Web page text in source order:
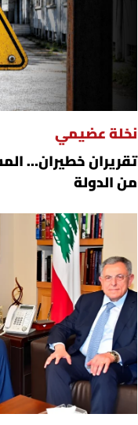
نخلة عضيمي
تقريران خطيران…
من الدولة